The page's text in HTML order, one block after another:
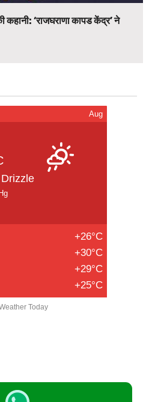
कहानी: ‘राजघराणा कापड केंद्र’ ने
Aug
Drizzle
+26°C
+30°C
+29°C
+25°C
Today